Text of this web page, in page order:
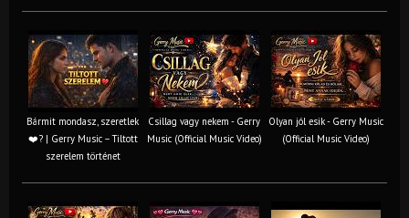
Bármit mondasz, szeretlek
❤️‍? | Gerry Music – Tiltott
szerelem történet
Csillag vagy nekem - Gerry
Music (Official Music Video)
Olyan jól esik - Gerry Music
(Official Music Video)